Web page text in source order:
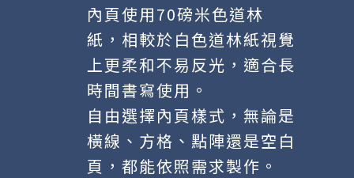
內頁使用70磅米色道林
紙，相較於白色道林紙視覺
上更柔和不易反光，適合長
時間書寫使用。
自由選擇內頁樣式，無論是
橫線、方格、點陣還是空白
頁，都能依照需求製作。